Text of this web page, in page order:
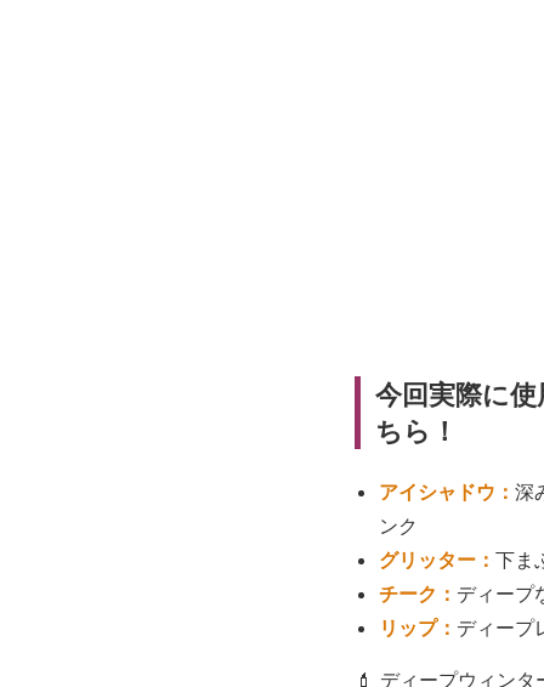
今回実際に
ちら！
アイシャドウ： 深
ンク
グリッター： 下ま
チーク： ディープ
リップ： ディープ
💄 ディープウィン